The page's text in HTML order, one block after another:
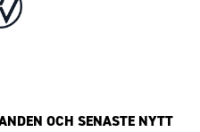
OCH SENASTE NYTT